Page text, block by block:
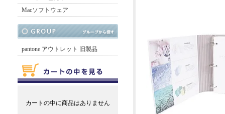
Macソフトウェア
pantone アウトレット 旧製品
カートの中に商品はありません